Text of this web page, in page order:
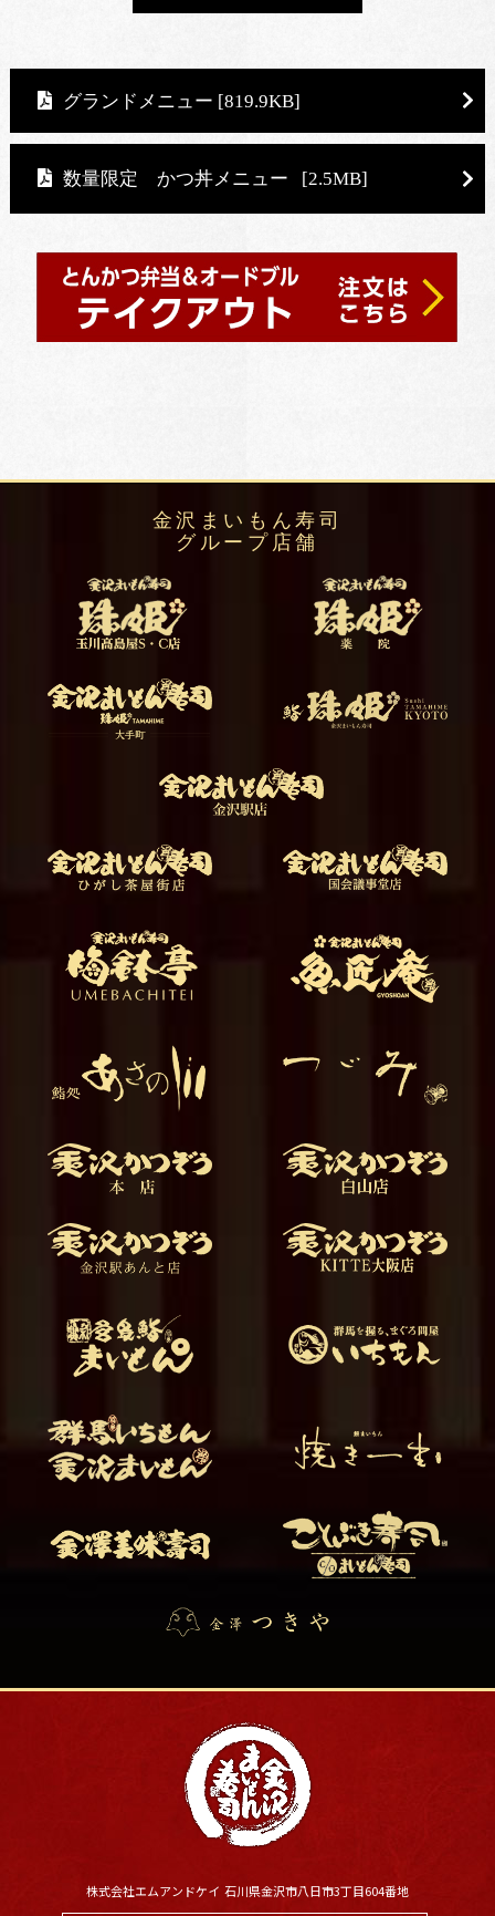
グランドメニュー [819.9KB]
数量限定 かつ丼メニュー [2.5MB]
金沢まいもん寿司
グループ店舗
株式会社エムアンドケイ 石川県金沢市八日市3丁目604番地